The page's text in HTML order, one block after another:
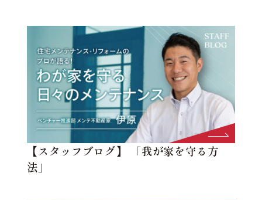
【スタッフブログ】 「我が家を守る方
法」